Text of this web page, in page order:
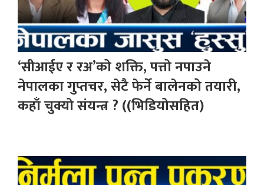
‘सीआईए र रअ’को शक्ति, पत्तो नपाउने
नेपालका गुप्तचर, सेटै फेर्ने बालेनको तयारी,
कहाँ चुक्यो संयन्त्र ? ((भिडियोसहित)